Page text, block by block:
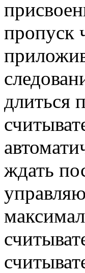
пропуск
длиться
ждать